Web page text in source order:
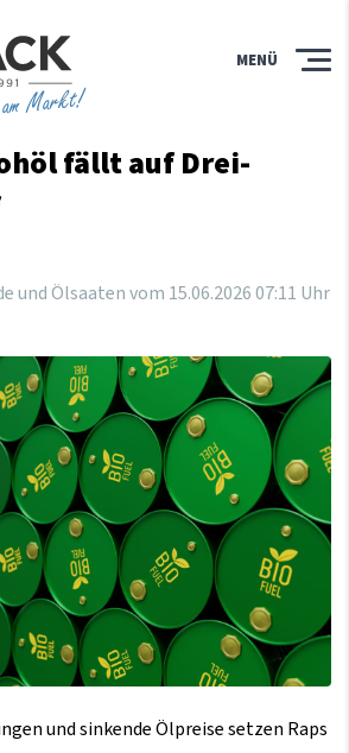
Markt!
MENÜ
fällt auf Drei-
und Ölsaaten vom 15.06.202607:11 Uhr
und sinkende Ölpreise setzen Raps